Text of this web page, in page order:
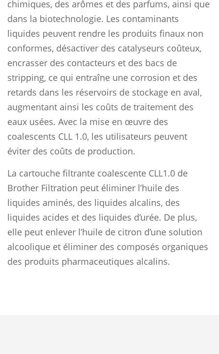
chimiques, des arômes et des parfums, ainsi que
dans la biotechnologie. Les contaminants
liquides peuvent rendre les produits finaux non
conformes, désactiver des catalyseurs coûteux,
encrasser des contacteurs et des bacs de
stripping, ce qui entraîne une corrosion et des
retards dans les réservoirs de stockage en aval,
augmentant ainsi les coûts de traitement des
eaux usées. Avec la mise en œuvre des
coalescents CLL 1.0, les utilisateurs peuvent
éviter des coûts de production.
La cartouche filtrante coalescente CLL1.0 de
Brother Filtration peut éliminer l’huile des
liquides aminés, des liquides alcalins, des
liquides acides et des liquides d’urée. De plus,
elle peut enlever l’huile de citron d’une solution
alcoolique et éliminer des composés organiques
des produits pharmaceutiques alcalins.